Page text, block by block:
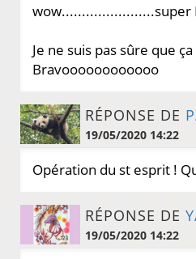
wow.......................super
Je ne suis pas sûre que
Bravoooooooooooo
RÉPONSE DE
19/05/2020 14:22
Opération du st esprit !
RÉPONSE DE
19/05/2020 14:22